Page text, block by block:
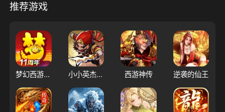
推荐游戏
梦幻西游（大陆服） 小小英杰：合战天下 西游神传 逆袭的仙王